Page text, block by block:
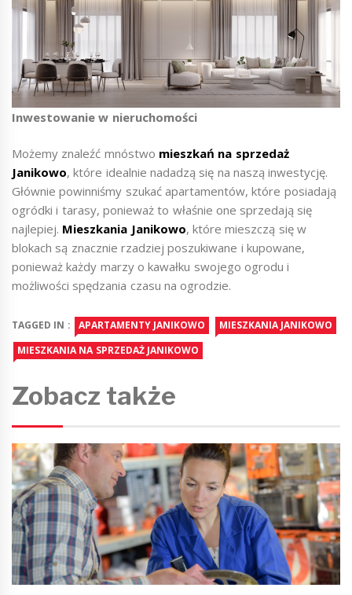
Inwestowanie w nieruchomości
Możemy znaleźć mnóstwo mieszkań na sprzedaż
Janikowo, które idealnie nadadzą się na naszą inwestycję.
Głównie powinniśmy szukać apartamentów, które posiadają
ogródki i tarasy, ponieważ to właśnie one sprzedają się
najlepiej. Mieszkania Janikowo, które mieszczą się w
blokach są znacznie rzadziej poszukiwane i kupowane,
ponieważ każdy marzy o kawałku swojego ogrodu i
możliwości spędzania czasu na ogrodzie.
TAGGED IN : APARTAMENTY JANIKOWO
MIESZKANIA JANIKOWO
MIESZKANIA NA SPRZEDAŻ JANIKOWO
Zobacz także